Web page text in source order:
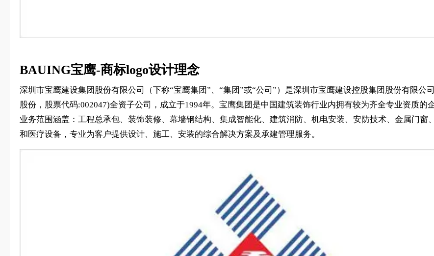
BAUING宝鹰-商标logo设计理念
深圳市宝鹰建设集团股份有限公司（下称“宝鹰集团”、“集团”或“公司”）是深圳市宝鹰建设控股集团股份有限公
股份，股票代码:002047)全资子公司，成立于1994年。宝鹰集团是中国建筑装饰行业内拥有较为齐全专业资质的
业务范围涵盖：工程总承包、装饰装修、幕墙钢结构、集成智能化、建筑消防、机电安装、安防技术、金属门窗
和医疗设备，专业为客户提供设计、施工、安装的综合解决方案及承建管理服务。